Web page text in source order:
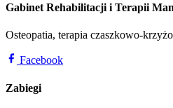
Gabinet Rehabilitacji i Terapii
Osteopatia, terapia czaszkowo-
Facebook
Zabiegi